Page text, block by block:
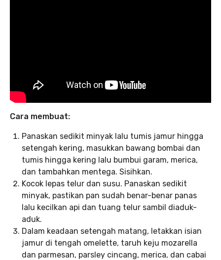
Cara membuat:
Panaskan sedikit minyak lalu tumis jamur hingga
setengah kering, masukkan bawang bombai dan
tumis hingga kering lalu bumbui garam, merica,
dan tambahkan mentega. Sisihkan.
Kocok lepas telur dan susu. Panaskan sedikit
minyak, pastikan pan sudah benar-benar panas
lalu kecilkan api dan tuang telur sambil diaduk-
aduk.
Dalam keadaan setengah matang, letakkan isian
jamur di tengah omelette, taruh keju mozarella
dan parmesan, parsley cincang, merica, dan cabai